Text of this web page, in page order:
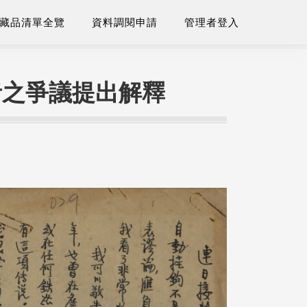
品清單全覽 資料調閱申請 管理者登入
爭議提出解釋